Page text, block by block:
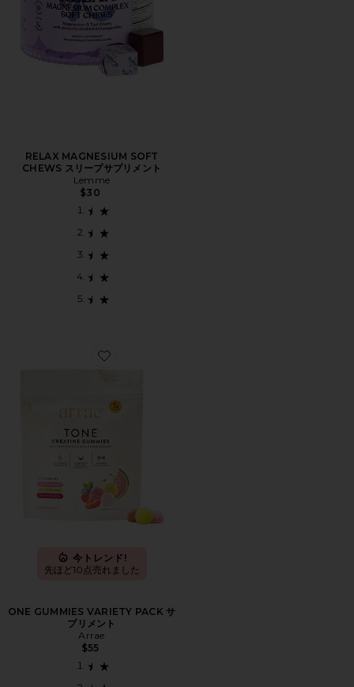
RELAX MAGNESIUM SOFT
CHEWS スリープサプリメント
Lemme
$30
Favorite ONE GUMMIES VARIETY PACK サプリメント
今トレンド!
先ほど10点売れました
ONE GUMMIES VARIETY PACK サ
プリメント
Arrae
$55